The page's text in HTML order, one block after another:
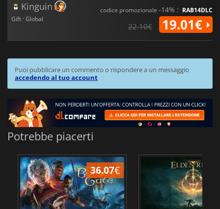
Kinguin
Gift · Global
codice promozionale -14% : RAB14DLC
22.10€ 19.01€
Puoi pubblicare un commento o rispondere a un messaggio
accedendo al tuo account
Potrebbe piacerti
36.07€